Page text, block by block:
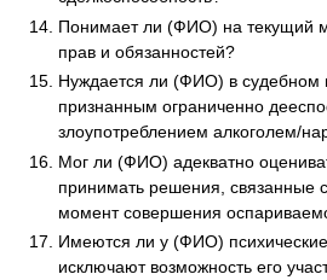
Понимает ли (ФИО) на текущий
прав и обязанностей?
Нуждается ли (ФИО) в судебном
признанным ограниченно
злоупотреблением алкоголем/
Мог ли (ФИО) адекватно
принимать решения, связанные
момент совершения
Имеются ли у (ФИО)
исключают возможность его